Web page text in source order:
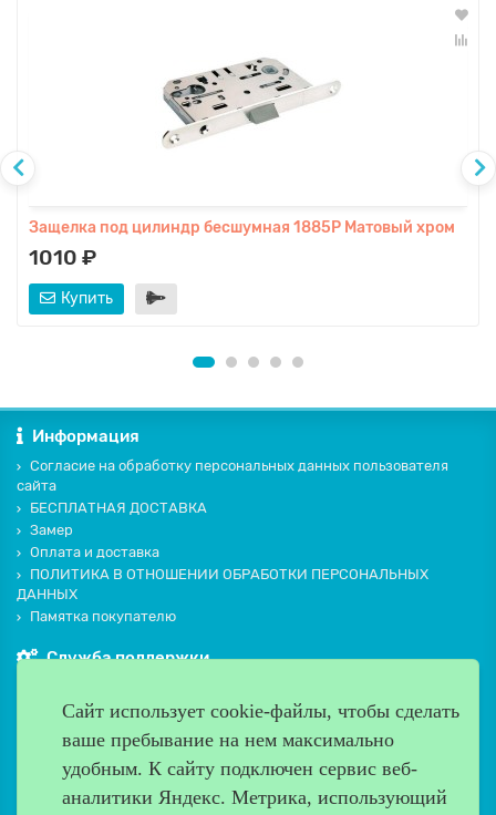
Защелка под цилиндр бесшумная 1885Р Матовый хром
1010 ₽
Купить
Информация
Согласие на обработку персональных данных пользователя
сайта
БЕСПЛАТНАЯ ДОСТАВКА
Замер
Оплата и доставка
ПОЛИТИКА В ОТНОШЕНИИ ОБРАБОТКИ ПЕРСОНАЛЬНЫХ
ДАННЫХ
Памятка покупателю
Служба поддержки
Производители
Дополнительно
Наш адрес
Сайт использует cookie-файлы, чтобы сделать
ваше пребывание на нем максимально
удобным. К cайту подключен сервис веб-
аналитики Яндекс. Метрика, использующий